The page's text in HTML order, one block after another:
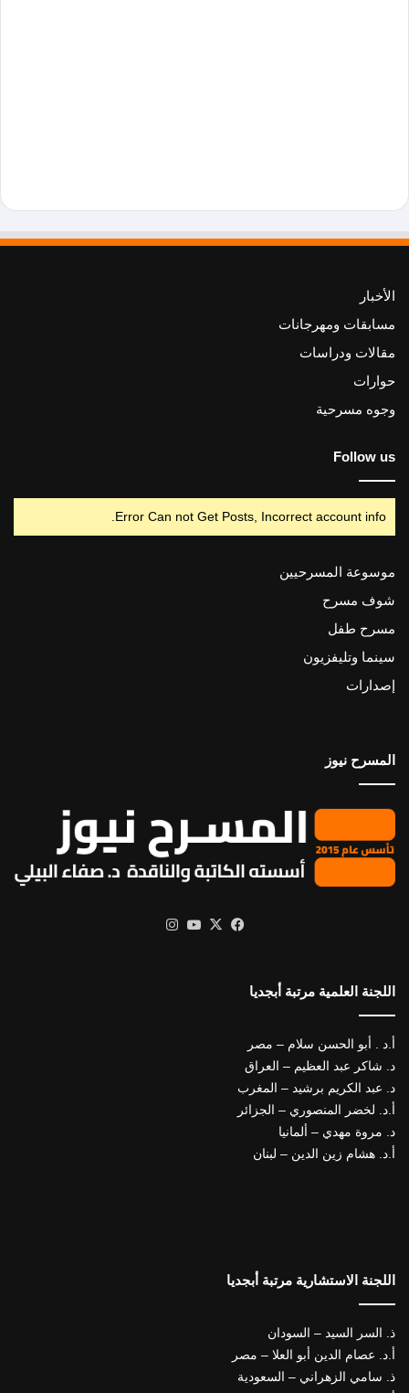
الأخبار
مسابقات ومهرجانات
مقالات ودراسات
حوارات
وجوه مسرحية
Follow us
Error Can not Get Posts, Incorrect account info.
موسوعة المسرحيين
شوف مسرح
مسرح طفل
سينما وتليفزيون
إصدارات
المسرح نيوز
فيسبوك
X يوتيوب
اللجنة العلمية مرتبة أبجديا
أ.د . أبو الحسن سلام – مصر
د. شاكر عبد العظيم – العراق
د. عبد الكريم برشيد – المغرب
أ.د. لخضر المنصوري – الجزائر
د. مروة مهدي – ألمانيا
أ.د. هشام زين الدين – لبنان
اللجنة الاستشارية مرتبة أبجديا
ذ. السر السيد – السودان
أ.د. عصام الدين أبو العلا – مصر
ذ. سامي الزهراني – السعودية